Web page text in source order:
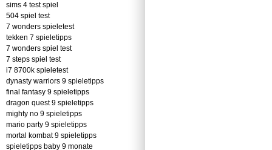
sims 4 test spiel
504 spiel test
7 wonders spieletest
tekken 7 spieletipps
7 wonders spiel test
7 steps spiel test
i7 8700k spieletest
dynasty warriors 9 spieletipps
final fantasy 9 spieletipps
dragon quest 9 spieletipps
mighty no 9 spieletipps
mario party 9 spieletipps
mortal kombat 9 spieletipps
spieletipps baby 9 monate